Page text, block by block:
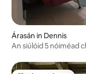
Árasán in Dennis
An siúlóid 5 nóiméad